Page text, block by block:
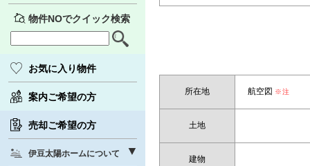
物件NOでクイック検索
お気に入り物件
案内ご希望の方
売却ご希望の方
伊豆太陽ホームについて
所在地 航空図 ※注
土地
建物